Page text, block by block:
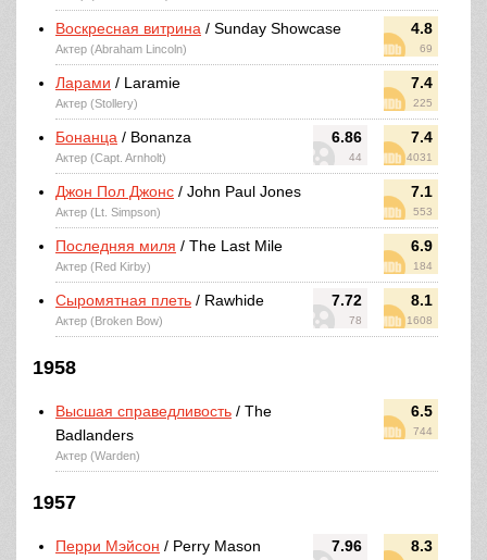
4.8
69
Воскресная витрина / Sunday Showcase
Актер (Abraham Lincoln)
7.4
225
Ларами / Laramie
Актер (Stollery)
6.86
44
7.4
4031
Бонанца / Bonanza
Актер (Capt. Arnholt)
7.1
553
Джон Пол Джонс / John Paul Jones
Актер (Lt. Simpson)
6.9
184
Последняя миля / The Last Mile
Актер (Red Kirby)
7.72
78
8.1
1608
Сыромятная плеть / Rawhide
Актер (Broken Bow)
1958
6.5
744
Высшая справедливость / The
Badlanders
Актер (Warden)
1957
7.96 8.3
Перри Мэйсон / Perry Mason